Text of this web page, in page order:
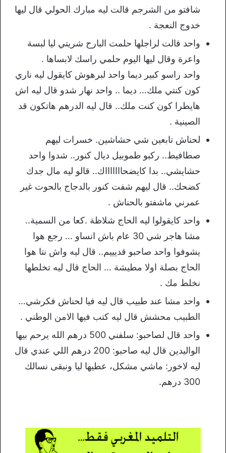
شافتو من الشرجم قالت ليه مبارك الحولي قال ليها
خدوج النعجة .
واحد قالت لراجلها حلمت البارح شريتي ليا لبسة
واعرة وقال ليها اليوم حلمي راسك لابساها .
واحد راسو كبير ديما واحد لبرهوش كايقول ليه ناري
كون كنتي ملك… ديما .. واحد نهار شدو قال ليه اش
هايطرا كون كنت ملك.. قال ليه الدرهم هاتكون قد
الصينية .
لحناش تابعين شي حشاشين. خسرات ليهم
صطافيط.. ركبو طموبيل ديال كنور.. شدوا واحد
حشايشي.. بدا كايضحاااااااك.. قالو ليه مال جدك
كضحك.. قال ليهم شفت كنور بالدجاج بالحوت غير
عمرني ماشفتو بالحناش .
واحد كايقولوا ليه الحاج شلاظة .كعا من السمية..
مشا هاجر شي 30 عام باش انساو … رجع هوا
يشوفوا واحد صاحبو قديييم.. قال ليه واش نتا هوا
الحاج بصلة اولا مطيشة … الحاج قال ليه تخلطها
نخلط مك .
واحد مشا عند طبيب قال ليه فيا لحناش فكرشي…
الطبيب محشش قال ليه كتب فيها الامن الوطني .
واحد قال لصاحبو: سلفني 500 درهم الله يرحم بيها
الواليدين قال ليه صاحبو: 200 درهم اللي عندي قال
ليه لاخور: ماشي مشكل، عطيها ليا ونبقى نسالك
300 درهم.